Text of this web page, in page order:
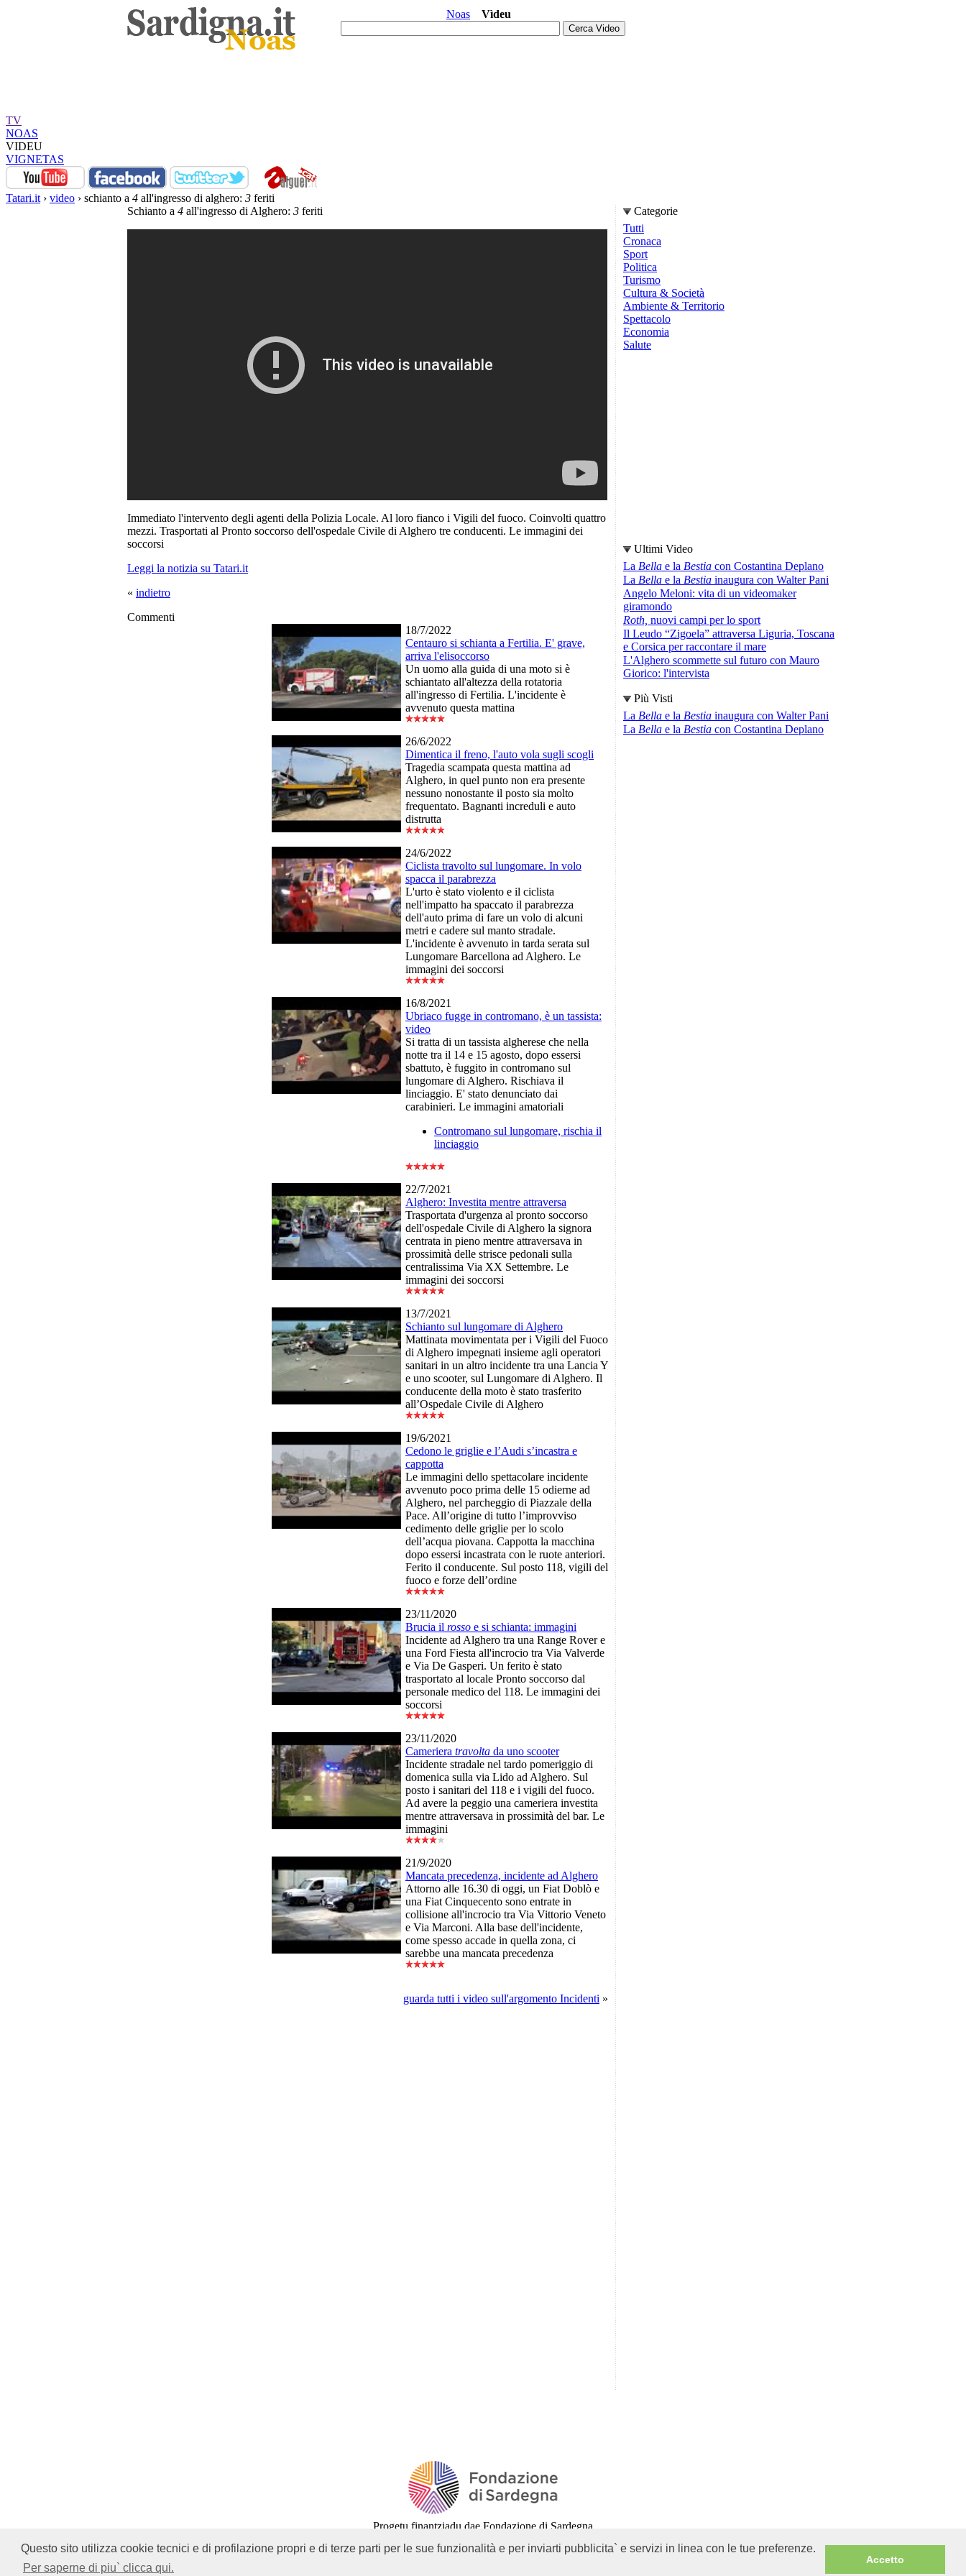
Questo sito utilizza cookie tecnici e di profilazione propri e di terze parti per le sue funzionalità e per inviarti pubblicita` e servizi in linea con le tue preferenze.
Per saperne di piu` clicca qui.
Accetto
Noas Vìdeu
TV
NOAS
VIDEU
VIGNETAS
Tatari.it › video › schianto a 4 all'ingresso di alghero: 3 feriti
Schianto a 4 all'ingresso di Alghero: 3 feriti
Immediato l'intervento degli agenti della Polizia Locale. Al loro fianco i Vigili del fuoco. Coinvolti quattro
mezzi. Trasportati al Pronto soccorso dell'ospedale Civile di Alghero tre conducenti. Le immagini dei
soccorsi
Leggi la notizia su Tatari.it
« indietro
Commenti
18/7/2022
Centauro si schianta a Fertilia. E' grave,
arriva l'elisoccorso
Un uomo alla guida di una moto si è
schiantato all'altezza della rotatoria
all'ingresso di Fertilia. L'incidente è
avvenuto questa mattina
26/6/2022
Dimentica il freno, l'auto vola sugli scogli
Tragedia scampata questa mattina ad
Alghero, in quel punto non era presente
nessuno nonostante il posto sia molto
frequentato. Bagnanti increduli e auto
distrutta
24/6/2022
Ciclista travolto sul lungomare. In volo
spacca il parabrezza
L'urto è stato violento e il ciclista
nell'impatto ha spaccato il parabrezza
dell'auto prima di fare un volo di alcuni
metri e cadere sul manto stradale.
L'incidente è avvenuto in tarda serata sul
Lungomare Barcellona ad Alghero. Le
immagini dei soccorsi
16/8/2021
Ubriaco fugge in contromano, è un tassista:
video
Si tratta di un tassista algherese che nella
notte tra il 14 e 15 agosto, dopo essersi
sbattuto, è fuggito in contromano sul
lungomare di Alghero. Rischiava il
linciaggio. E' stato denunciato dai
carabinieri. Le immagini amatoriali
Contromano sul lungomare, rischia il
linciaggio
22/7/2021
Alghero: Investita mentre attraversa
Trasportata d'urgenza al pronto soccorso
dell'ospedale Civile di Alghero la signora
centrata in pieno mentre attraversava in
prossimità delle strisce pedonali sulla
centralissima Via XX Settembre. Le
immagini dei soccorsi
13/7/2021
Schianto sul lungomare di Alghero
Mattinata movimentata per i Vigili del Fuoco
di Alghero impegnati insieme agli operatori
sanitari in un altro incidente tra una Lancia Y
e uno scooter, sul Lungomare di Alghero. Il
conducente della moto è stato trasferito
all’Ospedale Civile di Alghero
19/6/2021
Cedono le griglie e l’Audi s’incastra e
cappotta
Le immagini dello spettacolare incidente
avvenuto poco prima delle 15 odierne ad
Alghero, nel parcheggio di Piazzale della
Pace. All’origine di tutto l’improvviso
cedimento delle griglie per lo scolo
dell’acqua piovana. Cappotta la macchina
dopo essersi incastrata con le ruote anteriori.
Ferito il conducente. Sul posto 118, vigili del
fuoco e forze dell’ordine
23/11/2020
Brucia il rosso e si schianta: immagini
Incidente ad Alghero tra una Range Rover e
una Ford Fiesta all'incrocio tra Via Valverde
e Via De Gasperi. Un ferito è stato
trasportato al locale Pronto soccorso dal
personale medico del 118. Le immagini dei
soccorsi
23/11/2020
Cameriera travolta da uno scooter
Incidente stradale nel tardo pomeriggio di
domenica sulla via Lido ad Alghero. Sul
posto i sanitari del 118 e i vigili del fuoco.
Ad avere la peggio una cameriera investita
mentre attraversava in prossimità del bar. Le
immagini
21/9/2020
Mancata precedenza, incidente ad Alghero
Attorno alle 16.30 di oggi, un Fiat Doblò e
una Fiat Cinquecento sono entrate in
collisione all'incrocio tra Via Vittorio Veneto
e Via Marconi. Alla base dell'incidente,
come spesso accade in quella zona, ci
sarebbe una mancata precedenza
guarda tutti i video sull'argomento Incidenti »
Categorie
Tutti
Cronaca
Sport
Politica
Turismo
Cultura & Società
Ambiente & Territorio
Spettacolo
Economia
Salute
Ultimi Video
La Bella e la Bestia con Costantina Deplano
La Bella e la Bestia inaugura con Walter Pani
Angelo Meloni: vita di un videomaker
giramondo
Roth, nuovi campi per lo sport
Il Leudo “Zigoela” attraversa Liguria, Toscana
e Corsica per raccontare il mare
L'Alghero scommette sul futuro con Mauro
Giorico: l'intervista
Più Visti
La Bella e la Bestia inaugura con Walter Pani
La Bella e la Bestia con Costantina Deplano
Progetu finantziadu dae Fondazione di Sardegna
© 2000-2026 Mediatica sas